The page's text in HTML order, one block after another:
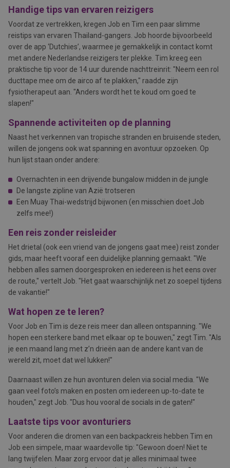
Handige tips van ervaren reizigers
Voordat ze vertrekken, kregen Job en Tim een paar slimme
reistips van ervaren Thailand-gangers. Job hoorde bijvoorbeeld
over de app ‘Dutchies’, waarmee je gemakkelijk in contact komt
met andere Nederlandse reizigers ter plekke. Tim kreeg een
praktische tip voor de 14 uur durende nachttreinrit: "Neem een rol
ducttape mee om de airco af te plakken," raadde zijn
fysiotherapeut aan. "Anders wordt het te koud om goed te
slapen!"
Spannende activiteiten op de planning
Naast het verkennen van tropische stranden en bruisende steden,
willen de jongens ook wat spanning en avontuur opzoeken. Op
hun lijst staan onder andere:
Overnachten in een drijvende bungalow midden in de jungle
De langste zipline van Azië trotseren
Een Muay Thai-wedstrijd bijwonen (en misschien doet Job
zelfs mee!)
Een reis zonder reisleider
Het drietal (ook een vriend van de jongens gaat mee) reist zonder
gids, maar heeft vooraf een duidelijke planning gemaakt. "We
hebben alles samen doorgesproken en iedereen is het eens over
de route," vertelt Job. "Het gaat waarschijnlijk net zo soepel tijdens
de vakantie!"
Wat hopen ze te leren?
Voor Job en Tim is deze reis meer dan alleen ontspanning. "We
hopen een sterkere band met elkaar op te bouwen," zegt Tim. "Als
je een maand lang met z’n drieën aan de andere kant van de
wereld zit, moet dat wel lukken!"
Daarnaast willen ze hun avonturen delen via social media. "We
gaan veel foto’s maken en posten om iedereen up-to-date te
houden," zegt Job. "Dus hou vooral de socials in de gaten!"
Laatste tips voor avonturiers
Voor anderen die dromen van een backpackreis hebben Tim en
Job een simpele, maar waardevolle tip: "Gewoon doen! Niet te
lang twijfelen. Maar zorg ervoor dat je alles minimaal twee